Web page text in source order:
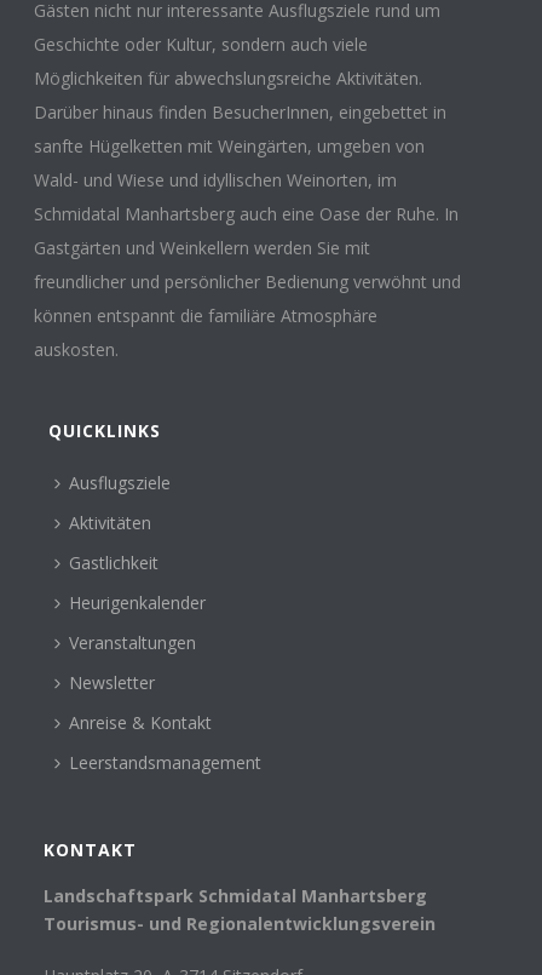
Gästen nicht nur interessante Ausflugsziele rund um
Geschichte oder Kultur, sondern auch viele
Möglichkeiten für abwechslungsreiche Aktivitäten.
Darüber hinaus finden BesucherInnen, eingebettet in
sanfte Hügelketten mit Weingärten, umgeben von
Wald- und Wiese und idyllischen Weinorten, im
Schmidatal Manhartsberg auch eine Oase der Ruhe. In
Gastgärten und Weinkellern werden Sie mit
freundlicher und persönlicher Bedienung verwöhnt und
können entspannt die familiäre Atmosphäre
auskosten.
QUICKLINKS
Ausflugsziele
Aktivitäten
Gastlichkeit
Heurigenkalender
Veranstaltungen
Newsletter
Anreise & Kontakt
Leerstandsmanagement
KONTAKT
Landschaftspark Schmidatal Manhartsberg
Tourismus- und Regionalentwicklungsverein